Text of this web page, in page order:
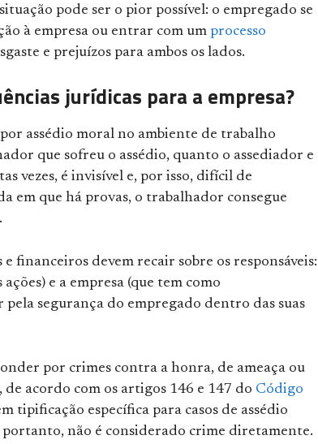
pode ser o pior possível: o empregado se
à empresa ou entrar com um processo
e prejuízos para ambos os lados.
jurídicas para a empresa?
por assédio moral no ambiente de trabalho
que sofreu o assédio, quanto o assediador e
vezes, é invisível e, por isso, difícil de
em que há provas, o trabalhador consegue
financeiros devem recair sobre os responsáveis:
e a empresa (que tem como
segurança do empregado dentro das suas
por crimes contra a honra, de ameaça ou
acordo com os artigos 146 e 147 do Código
tipificação específica para casos de assédio
não é considerado crime diretamente.